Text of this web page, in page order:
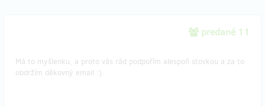
predané 11
Má to myšlenku, a proto vás rád podpořím alespoň stovkou a za to
obdržím děkovný email :).